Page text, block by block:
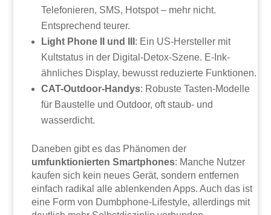
Telefonieren, SMS, Hotspot – mehr nicht.
Entsprechend teurer.
Light Phone II und III : Ein US-Hersteller mit
Kultstatus in der Digital-Detox-Szene. E-Ink-
ähnliches Display, bewusst reduzierte Funktionen.
CAT-Outdoor-Handys: Robuste Tasten-Modelle
für Baustelle und Outdoor, oft staub- und
wasserdicht.
Daneben gibt es das Phänomen der
umfunktionierten Smartphones: Manche Nutzer
kaufen sich kein neues Gerät, sondern entfernen
einfach radikal alle ablenkenden Apps. Auch das ist
eine Form von Dumbphone-Lifestyle, allerdings mit